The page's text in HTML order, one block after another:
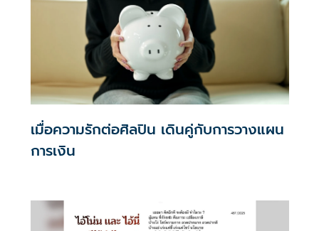
เมื่อความรักต่อศิลปิน เดินคู่กับการวางแผน
การเงิน